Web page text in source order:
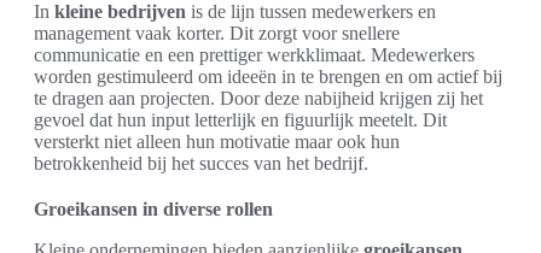
In kleine bedrijven is de lijn tussen medewerkers en
management vaak korter. Dit zorgt voor snellere
communicatie en een prettiger werkklimaat. Medewerkers
worden gestimuleerd om ideeën in te brengen en om actief bij
te dragen aan projecten. Door deze nabijheid krijgen zij het
gevoel dat hun input letterlijk en figuurlijk meetelt. Dit
versterkt niet alleen hun motivatie maar ook hun
betrokkenheid bij het succes van het bedrijf.
Groeikansen in diverse rollen